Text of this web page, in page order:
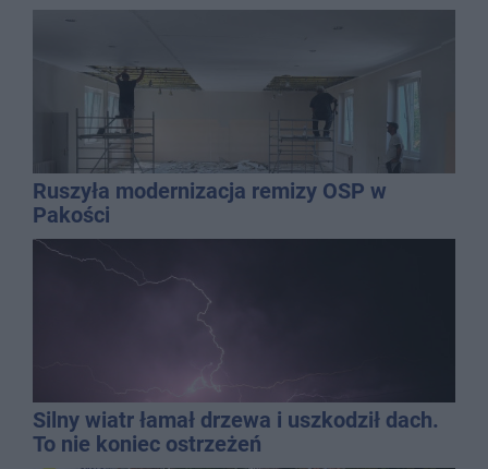
Ruszyła modernizacja remizy OSP w
Pakości
Silny wiatr łamał drzewa i uszkodził dach.
To nie koniec ostrzeżeń